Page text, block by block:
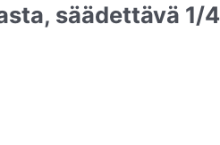
säädettävä 1/